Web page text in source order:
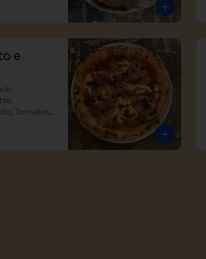
e
Tomates